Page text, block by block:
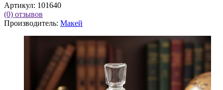
Артикул: 101640
(0) отзывов
Производитель: Макей